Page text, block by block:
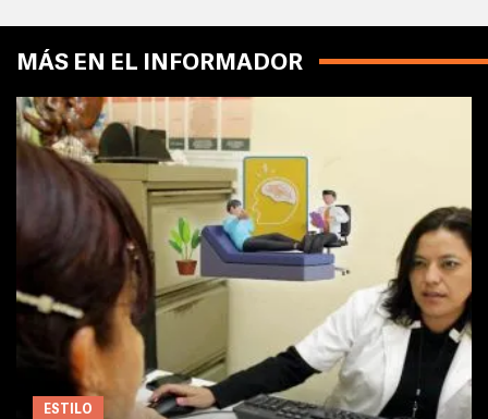
MÁS EN EL INFORMADOR
ESTILO